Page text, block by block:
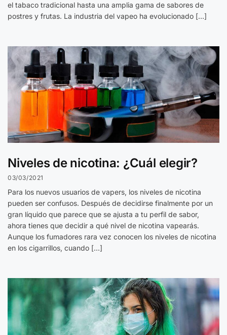
el tabaco tradicional hasta una amplia gama de sabores de
postres y frutas. La industria del vapeo ha evolucionado […]
Niveles de nicotina: ¿Cuál elegir?
03/03/2021
Para los nuevos usuarios de vapers, los niveles de nicotina
pueden ser confusos. Después de decidirse finalmente por un
gran líquido que parece que se ajusta a tu perfil de sabor,
ahora tienes que decidir a qué nivel de nicotina vapearás.
Aunque los fumadores rara vez conocen los niveles de nicotina
en los cigarrillos, cuando […]